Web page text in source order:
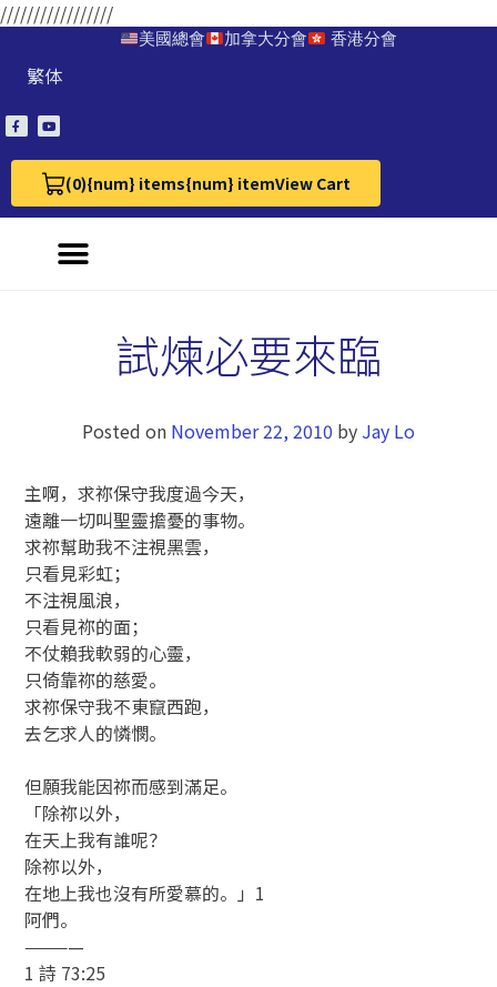
/////////////////
美國總會 加拿大分會 香港分會
繁体
(0)
View Cart 0{num} items{num} itemView Cart
試煉必要來臨
Posted on November 22, 2010 by Jay Lo
主啊，求祢保守我度過今天，
遠離一切叫聖靈擔憂的事物。
求祢幫助我不注視黑雲，
只看見彩虹；
不注視風浪，
只看見祢的面；
不仗賴我軟弱的心靈，
只倚靠祢的慈愛。
求祢保守我不東竄西跑，
去乞求人的憐憫。
但願我能因祢而感到滿足。
「除祢以外，
在天上我有誰呢？
除祢以外，
在地上我也沒有所愛慕的。」1
阿們。
————
1 詩 73:25